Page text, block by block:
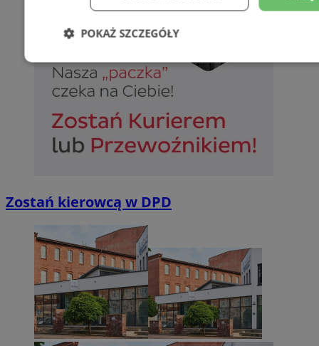
Zostań kierowcą w DPD
POKAŻ SZCZEGÓŁY
Niezbędne Wydajność
Niesklasyfikowane
Niezbędne pliki cookie umożliwiają korzystanie z podstawowych
takich jak logowanie użytkownika i zarządzanie kontem. Bez
można prawidłowo korzystać ze strony internetowej.
Nazwa
Provider/
Domena
SessID
sosnowiecki.pl